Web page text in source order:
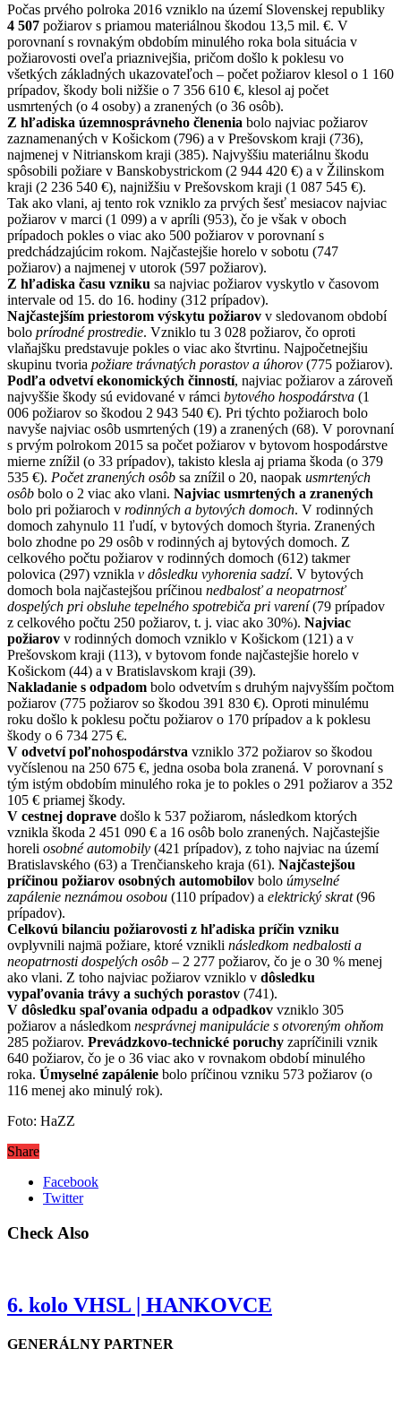
Počas prvého polroka 2016 vzniklo na území Slovenskej republiky
4 507 požiarov s priamou materiálnou škodou 13,5 mil. €. V
porovnaní s rovnakým obdobím minulého roka bola situácia v
požiarovosti oveľa priaznivejšia, pričom došlo k poklesu vo
všetkých základných ukazovateľoch – počet požiarov klesol o 1 160
prípadov, škody boli nižšie o 7 356 610 €, klesol aj počet
usmrtených (o 4 osoby) a zranených (o 36 osôb).
Z hľadiska územnosprávneho členenia bolo najviac požiarov
zaznamenaných v Košickom (796) a v Prešovskom kraji (736),
najmenej v Nitrianskom kraji (385). Najvyššiu materiálnu škodu
spôsobili požiare v Banskobystrickom (2 944 420 €) a v Žilinskom
kraji (2 236 540 €), najnižšiu v Prešovskom kraji (1 087 545 €).
Tak ako vlani, aj tento rok vzniklo za prvých šesť mesiacov najviac
požiarov v marci (1 099) a v apríli (953), čo je však v oboch
prípadoch pokles o viac ako 500 požiarov v porovnaní s
predchádzajúcim rokom. Najčastejšie horelo v sobotu (747
požiarov) a najmenej v utorok (597 požiarov).
Z hľadiska času vzniku sa najviac požiarov vyskytlo v časovom
intervale od 15. do 16. hodiny (312 prípadov).
Najčastejším priestorom výskytu požiarov v sledovanom období
bolo prírodné prostredie. Vzniklo tu 3 028 požiarov, čo oproti
vlaňajšku predstavuje pokles o viac ako štvrtinu. Najpočetnejšiu
skupinu tvoria požiare trávnatých porastov a úhorov (775 požiarov).
Podľa odvetví ekonomických činností, najviac požiarov a zároveň
najvyššie škody sú evidované v rámci bytového hospodárstva (1
006 požiarov so škodou 2 943 540 €). Pri týchto požiaroch bolo
navyše najviac osôb usmrtených (19) a zranených (68). V porovnaní
s prvým polrokom 2015 sa počet požiarov v bytovom hospodárstve
mierne znížil (o 33 prípadov), takisto klesla aj priama škoda (o 379
535 €). Počet zranených osôb sa znížil o 20, naopak usmrtených
osôb bolo o 2 viac ako vlani. Najviac usmrtených a zranených
bolo pri požiaroch v rodinných a bytových domoch. V rodinných
domoch zahynulo 11 ľudí, v bytových domoch štyria. Zranených
bolo zhodne po 29 osôb v rodinných aj bytových domoch. Z
celkového počtu požiarov v rodinných domoch (612) takmer
polovica (297) vznikla v dôsledku vyhorenia sadzí. V bytových
domoch bola najčastejšou príčinou nedbalosť a neopatrnosť
dospelých pri obsluhe tepelného spotrebiča pri varení(79 prípadov
z celkového počtu 250 požiarov, t. j. viac ako 30%). Najviac
požiarov v rodinných domoch vzniklo v Košickom (121) a v
Prešovskom kraji (113), v bytovom fonde najčastejšie horelo v
Košickom (44) a v Bratislavskom kraji (39).
Nakladanie s odpadom bolo odvetvím s druhým najvyšším počtom
požiarov (775 požiarov so škodou 391 830 €). Oproti minulému
roku došlo k poklesu počtu požiarov o 170 prípadov a k poklesu
škody o 6 734 275 €.
V odvetví poľnohospodárstva vzniklo 372 požiarov so škodou
vyčíslenou na 250 675 €, jedna osoba bola zranená. V porovnaní s
tým istým obdobím minulého roka je to pokles o 291 požiarov a 352
105 € priamej škody.
V cestnej doprave došlo k 537 požiarom, následkom ktorých
vznikla škoda 2 451 090 € a 16 osôb bolo zranených. Najčastejšie
horeli osobné automobily (421 prípadov), z toho najviac na území
Bratislavského (63) a Trenčianskeho kraja (61). Najčastejšou
príčinou požiarov osobných automobilov bolo úmyselné
zapálenie neznámou osobou (110 prípadov) a elektrický skrat(96
prípadov).
Celkovú bilanciu požiarovosti z hľadiska príčin vzniku
ovplyvnili najmä požiare, ktoré vznikli následkom nedbalosti a
neopatrnosti dospelých osôb – 2 277 požiarov, čo je o 30 % menej
ako vlani. Z toho najviac požiarov vzniklo v dôsledku
vypaľovania trávy a suchých porastov (741).
V dôsledku spaľovania odpadu a odpadkov vzniklo 305
požiarov a následkom nesprávnej manipulácie s otvoreným ohňom
285 požiarov. Prevádzkovo-technické poruchy zapríčinili vznik
640 požiarov, čo je o 36 viac ako v rovnakom období minulého
roka. Úmyselné zapálenie bolo príčinou vzniku 573 požiarov (o
116 menej ako minulý rok).
Foto: HaZZ
Share
Facebook
Twitter
Check Also
6. kolo VHSL | HANKOVCE
GENERÁLNY PARTNER